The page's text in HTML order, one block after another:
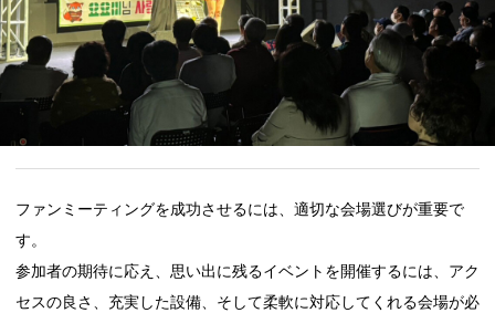
ファンミーティングを成功させるには、適切な会場選びが重要で
す。
参加者の期待に応え、思い出に残るイベントを開催するには、アク
セスの良さ、充実した設備、そして柔軟に対応してくれる会場が必